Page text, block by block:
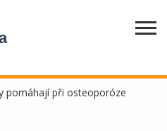
pomáhají při osteoporóze